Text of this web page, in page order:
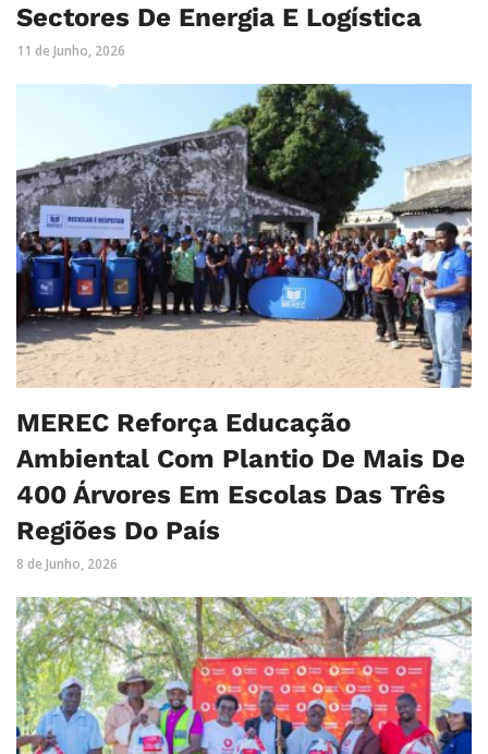
Sectores De Energia E Logística
11 de Junho, 2026
MEREC Reforça Educação
Ambiental Com Plantio De Mais De
400 Árvores Em Escolas Das Três
Regiões Do País
8 de Junho, 2026